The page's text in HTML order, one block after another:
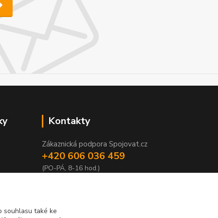
Kontakty
Zákaznická podpora Spojovat.cz
+420 606 036 459
(PO-PÁ, 8-16 hod.)
souhlasu také ke